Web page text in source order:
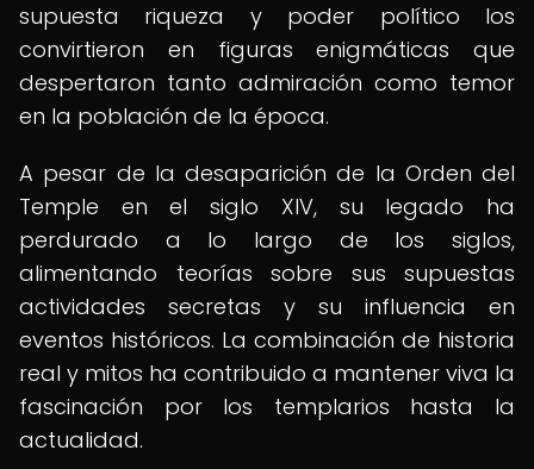
supuesta riqueza y poder político los
convirtieron en figuras enigmáticas que
despertaron tanto admiración como temor
en la población de la época.
A pesar de la desaparición de la Orden del
Temple en el siglo XIV, su legado ha
perdurado a lo largo de los siglos,
alimentando teorías sobre sus supuestas
actividades secretas y su influencia en
eventos históricos. La combinación de historia
real y mitos ha contribuido a mantener viva la
fascinación por los templarios hasta la
actualidad.